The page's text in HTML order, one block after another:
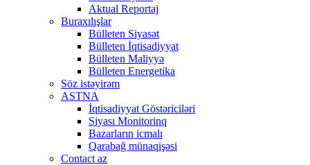
Aktual Reportaj
Buraxılışlar
Bülleten Siyasət
Bülleten İqtisadiyyat
Bülleten Maliyyə
Bülleten Energetika
Söz istəyirəm
ASTNA
İqtisadiyyat Göstəriciləri
Siyası Monitorinq
Bazarların icmalı
Qarabağ münaqişəsi
Contact az